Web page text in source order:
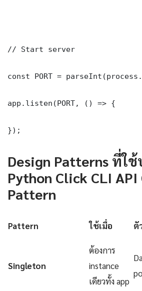
// Start server
const PORT =
app.listen(PORT, () => {
});
Design Patterns ที่ใ
Python Click CLI API
Pattern
Pattern ใช้เมื่อ ตั
Singleton
ต้องการ
instance
เดียวทั้ง app